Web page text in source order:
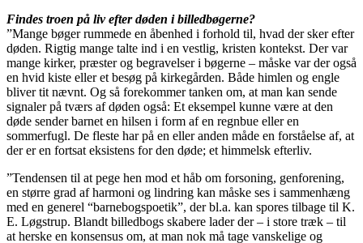
Findes troen på liv efter døden i billedbøgerne?
”Mange bøger rummede en åbenhed i forhold til, hvad der sker efter
døden. Rigtig mange talte ind i en vestlig, kristen kontekst. Der var
mange kirker, præster og begravelser i bøgerne – måske var der også
en hvid kiste eller et besøg på kirkegården. Både himlen og engle
bliver tit nævnt. Og så forekommer tanken om, at man kan sende
signaler på tværs af døden også: Et eksempel kunne være at den
døde sender barnet en hilsen i form af en regnbue eller en
sommerfugl. De fleste har på en eller anden måde en forståelse af, at
der er en fortsat eksistens for den døde; et himmelsk efterliv.
”Tendensen til at pege hen mod et håb om forsoning, genforening,
en større grad af harmoni og lindring kan måske ses i sammenhæng
med en generel “barnebogspoetik”, der bl.a. kan spores tilbage til K.
E. Løgstrup. Blandt billedbogs skabere lader der – i store træk – til
at herske en konsensus om, at man nok må tage vanskelige og